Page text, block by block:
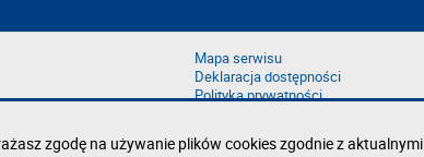
Mapa serwisu
Deklaracja dostępności
Polityka prywatności
zgodę na używanie plików cookies zgodnie z aktualnymi